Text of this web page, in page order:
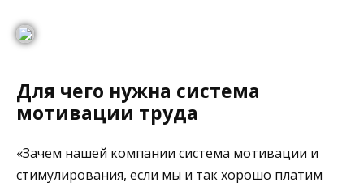
Для чего нужна система
мотивации труда
«Зачем нашей компании система мотивации и
стимулирования, если мы и так хорошо платим